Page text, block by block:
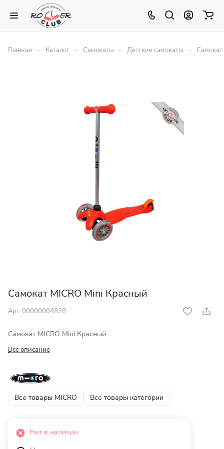
Главная – Каталог – Самокаты – Детские самокаты –
Самокат MICRO Mini Красный
Арт. 00000004826
Самокат MICRO Mini Красный
Все описание
Все товары MICRO Все товары категории
Нет в наличии